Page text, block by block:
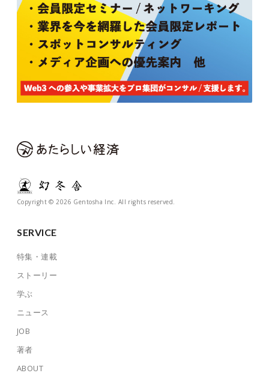
Copyright © 2026 Gentosha Inc. All rights reserved.
SERVICE
特集・連載
ストーリー
学ぶ
ニュース
JOB
著者
ABOUT